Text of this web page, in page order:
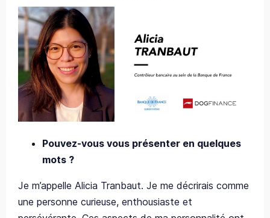
Pouvez-vous vous présenter en quelques
mots ?
Je m’appelle Alicia Tranbaut. Je me décrirais comme
une personne curieuse, enthousiaste et